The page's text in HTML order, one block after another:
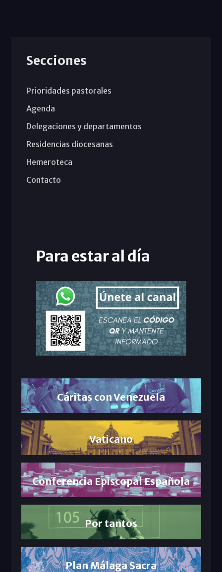
Secciones
Prioridades pastorales
Agenda
Delegaciones y departamentos
Residencias diocesanas
Hemeroteca
Contacto
Para estar al día
Cáritas con Venezuela
Vaticano
Conferencia Episcopal Española
Por tantos
Plan Málaga Sacra